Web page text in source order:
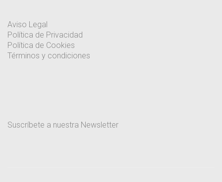
Aviso Legal
Política de Privacidad
Política de Cookies
Términos y condiciones
Suscríbete a nuestra Newsletter